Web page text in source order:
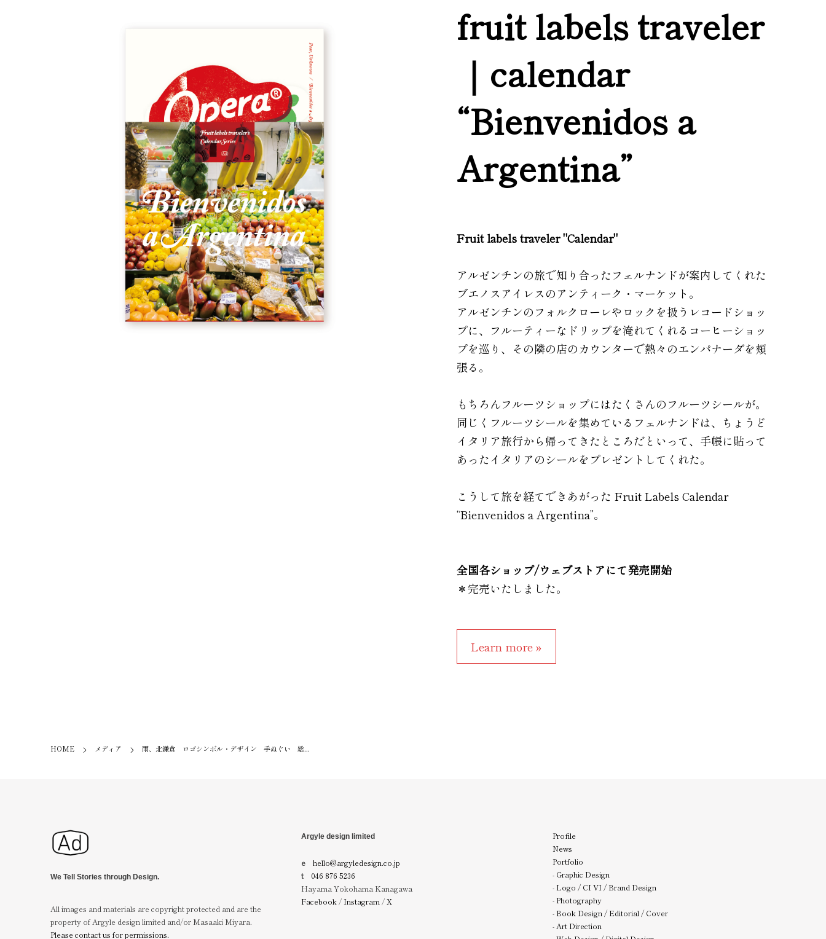
fruit labels traveler
｜calendar
“Bienvenidos a
Argentina”
Fruit labels traveler "Calendar"
アルゼンチンの旅で知り合ったフェルナンドが案内してくれた
ブエノスアイレスのアンティーク・マーケット。
アルゼンチンのフォルクローレやロックを扱うレコードショッ
プに、フルーティーなドリップを淹れてくれるコーヒーショッ
プを巡り、その隣の店のカウンターで熱々のエンパナーダを頬
張る。
もちろんフルーツショップにはたくさんのフルーツシールが。
同じくフルーツシールを集めているフェルナンドは、ちょうど
イタリア旅行から帰ってきたところだといって、手帳に貼って
あったイタリアのシールをプレゼントしてくれた。
こうして旅を経てできあがった Fruit Labels Calendar
“Bienvenidos a Argentina”。
全国各ショップ/ウェブストアにて発売開始
＊完売いたしました。
Learn more »
HOME メディア 雨、北鎌倉 ロゴシンボル・デザイン 手ぬぐい 総...
We Tell Stories through Design.
All images and materials are copyright protected and are the
property of Argyle design limited and/or Masaaki Miyara.
Please contact us for permissions.
Argyle design limited
ehello@argyledesign.co.jp
t 046 876 5236
Hayama Yokohama Kanagawa
Facebook / Instagram /X
Profile
News
Portfolio
- Graphic Design
- Logo / CI VI / Brand Design
- Photography
- Book Design / Editorial / Cover
- Art Direction